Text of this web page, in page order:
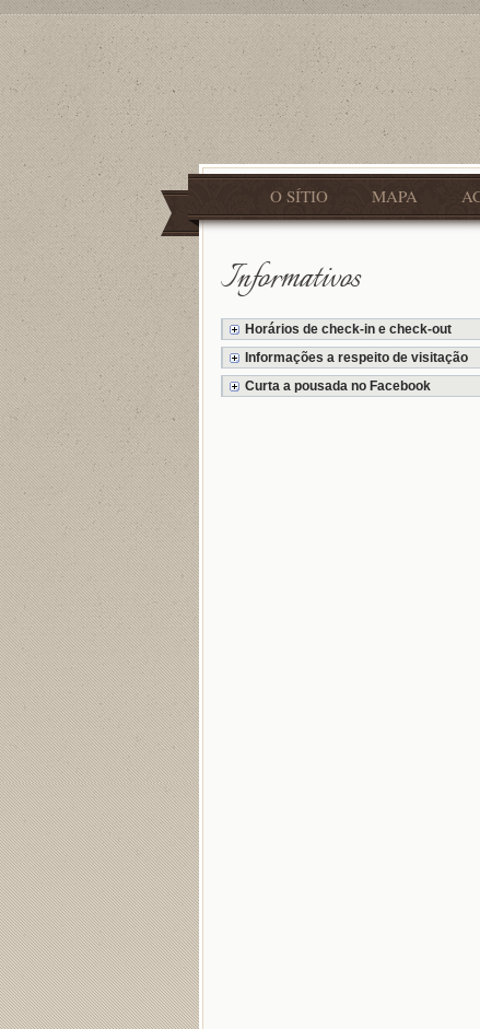
O SÍTIO MAPA
Informativos
Horários de check-in e check-out
Informações a respeito de visitação
Curta a pousada no Facebook